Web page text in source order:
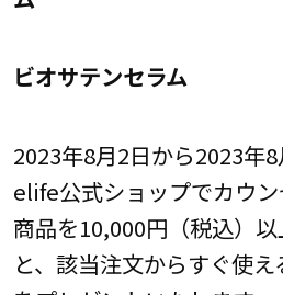
ビオサテンセラム
2023年8月2日から2023年
elife公式ショップでカウ
商品を10,000円（税込）
と、該当注文からすぐ使